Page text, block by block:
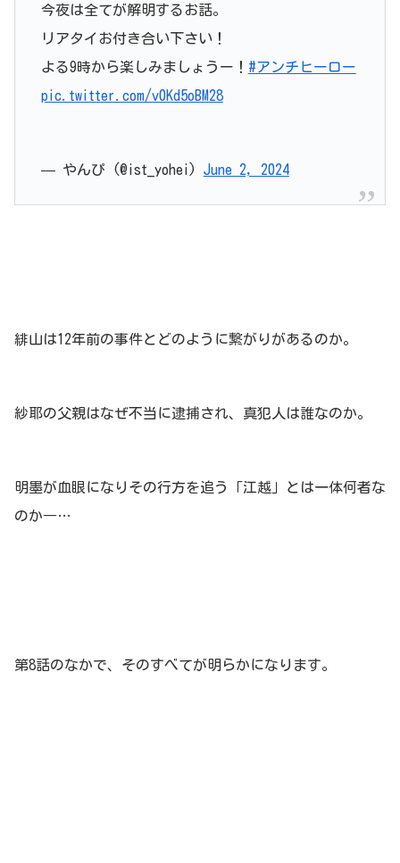
今夜は全てが解明するお話。
リアタイお付き合い下さい！
よる9時から楽しみましょうー！ #アンチヒーロー
pic.twitter.com/v0Kd5oBM28
— やんぴ (@ist_yohei) June 2, 2024
緋山は12年前の事件とどのように繋がりがあるのか。
紗耶の父親はなぜ不当に逮捕され、真犯人は誰なのか。
明墨が血眼になりその行方を追う「江越」とは一体何者な
のか―…
第8話のなかで、そのすべてが明らかになります。